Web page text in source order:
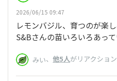
2026/06/15 09:47
レモンバジル、育つのが楽
S&Bさんの苗いろいろあって
みい、 他5人がリアクション